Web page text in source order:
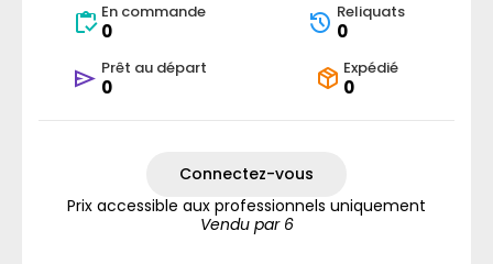
En commande
0
Reliquats
0
Prêt au départ
0
Expédié
0
Connectez-vous
Prix accessible aux professionnels uniquement
Vendu par 6